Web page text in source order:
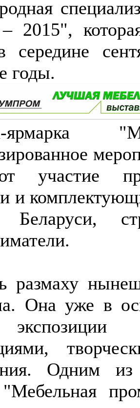
2015",
середине
годы.
ярмарка
участие
и
Беларуси,
размаху
Она уже в
экспозиции
Одним